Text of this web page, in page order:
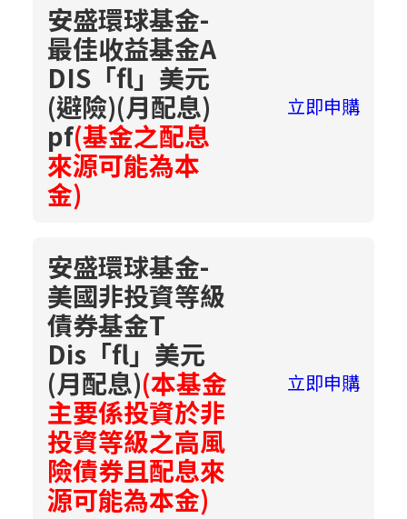
安盛環球基金-
最佳收益基金A
DIS「fl」美元
(避險)(月配息)
pf(基金之配息
來源可能為本
金)
立即申購
安盛環球基金-
美國非投資等級
債券基金T
Dis「fl」美元
(月配息)(本基金
主要係投資於非
投資等級之高風
險債券且配息來
源可能為本金)
立即申購